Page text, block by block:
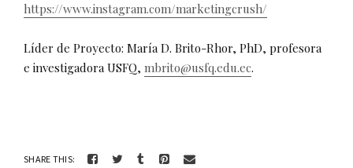
https://www.instagram.com/marketingcrush/
Líder de Proyecto: María D. Brito-Rhor, PhD, profesora
e investigadora USFQ, mbrito@usfq.edu.ec.
SHARE THIS: